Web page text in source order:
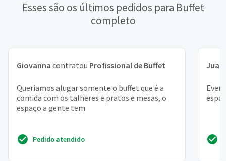
Esses são os últimos pedidos para Buffet
completo
Giovanna contratou Profissional de Buffet
Queriamos alugar somente o buffet que é a
comida com os talheres e pratos e mesas, o
espaço a gente tem
Pedido atendido
Juan